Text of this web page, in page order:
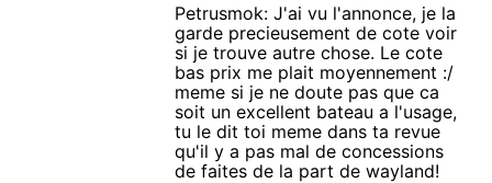
Petrusmok: J'ai vu l'annonce, je la
garde precieusement de cote voir
si je trouve autre chose. Le cote
bas prix me plait moyennement :/
meme si je ne doute pas que ca
soit un excellent bateau a l'usage,
tu le dit toi meme dans ta revue
qu'il y a pas mal de concessions
de faites de la part de wayland!